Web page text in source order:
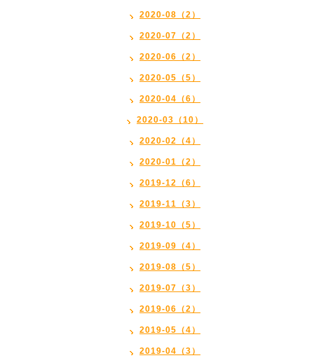
2020-08（2）
2020-07（2）
2020-06（2）
2020-05（5）
2020-04（6）
2020-03（10）
2020-02（4）
2020-01（2）
2019-12（6）
2019-11（3）
2019-10（5）
2019-09（4）
2019-08（5）
2019-07（3）
2019-06（2）
2019-05（4）
2019-04（3）